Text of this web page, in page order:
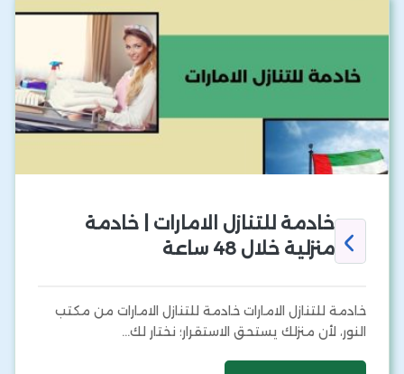
خادمة للتنازل الامارات | خادمة
منزلية خلال 48 ساعة
خادمة للتنازل الامارات خادمة للتنازل الامارات من مكتب
النور، لأن منزلك يستحق الاستقرار؛ نختار لك…